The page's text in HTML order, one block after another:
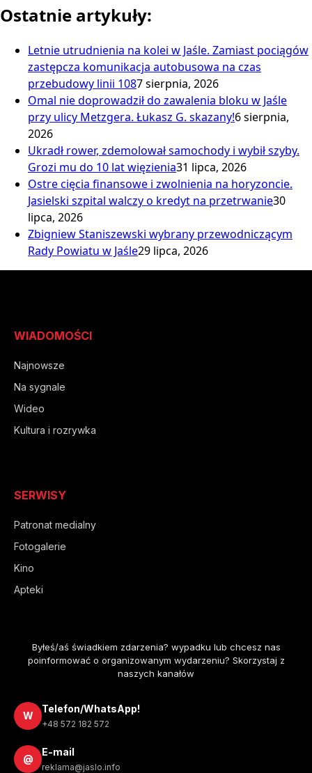
Ostatnie artykuły:
Letnie utrudnienia na kolei w Jaśle. Zamiast pociągów
zastępcza komunikacja autobusowa na czas
przebudowy linii 1087 sierpnia, 2026
Omal nie doprowadził do zawalenia bloku w Jaśle
przy ulicy Metzgera. Łukasz G. skazany!6 sierpnia,
2026
Ukradł rower, zdemolował samochody i wybił szyby.
Grozi mu do 10 lat więzienia31 lipca, 2026
Ostre cięcia finansowe i zwolnienia na horyzoncie.
Jasielski szpital walczy o kredyt na przetrwanie30
lipca, 2026
Zbigniew Staniszewski wybrany przewodniczącym
Rady Powiatu w Jaśle29 lipca, 2026
WIADOMOŚCI
Najnowsze
Na sygnale
Wideo
Kultura i rozrywka
SERWISY
Patronat medialny
Fotogalerie
Kino
Apteki
Byłeś/aś świadkiem zdarzenia? wypadku lub chcesz nas
poinformować o organizowanym wydarzeniu? Skorzystaj z
naszych kanałów
W
Telefon/WhatsApp!
+48 572 182 572
@
E-mail
reklama@jaslo.info